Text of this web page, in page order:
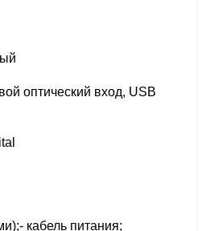
оптический вход, USB
кабель питания;